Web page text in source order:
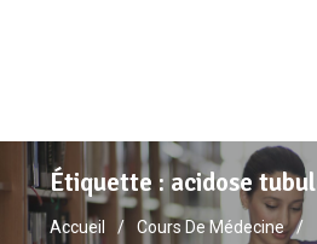
Étiquette : acidose
Accueil
Cours De Médecine